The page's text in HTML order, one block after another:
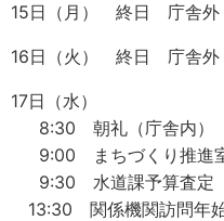
15日（月） 終日 庁舎外
16日（火） 終日 庁舎外
17日（水）
8:30 朝礼（庁舎内）
9:00 まちづくり推進
9:30 水道課予算査定（
13:30 関係機関訪問年始